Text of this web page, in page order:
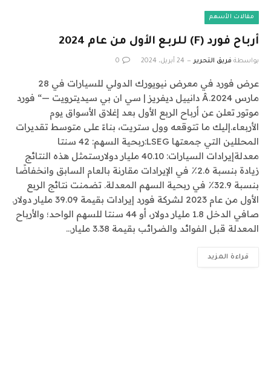
مقالات الأسهم
أرباح فورد (F) للربع الأول من عام 2024
بواسطة فريق التحرير 24 أبريل، 2024 0
عرض فورد في معرض نيويورك الدولي للسيارات في 28
مارس 2024.Â دانييل ديفريز | سي ان بي سيديترويت —“ فورد
موتور تعلن عن أرباح الربع الأول بعد إغلاق الأسواق يوم
الأربعاء.إليك ما تتوقعه وول ستريت، بناءً على متوسط ​​تقديرات
المحللين التي جمعتها LSEG:ربحية السهم: 42 سنتا
معدلةإيرادات السيارات: 40.10 مليار دولارستمثل هذه النتائج
زيادة بنسبة 2.6٪ في الإيرادات مقارنة بالعام السابق وانخفاضًا
بنسبة 32.9٪ في ربحية السهم المعدلة. تضمنت نتائج الربع
الأول من عام 2023 لشركة فورد إيرادات بقيمة 39.09 مليار دولار.
صافي الدخل 1.8 مليار دولار، أو 44 سنتا للسهم الواحد؛ والأرباح
المعدلة قبل الفوائد والضرائب بقيمة 3.38 مليار…
قراءة المزيد